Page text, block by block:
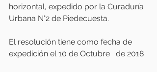
horizontal, expedido por la Curaduría
Urbana N°2 de Piedecuesta.
El resolución tiene como fecha de
expedición el 10 de Octubre   de 2018